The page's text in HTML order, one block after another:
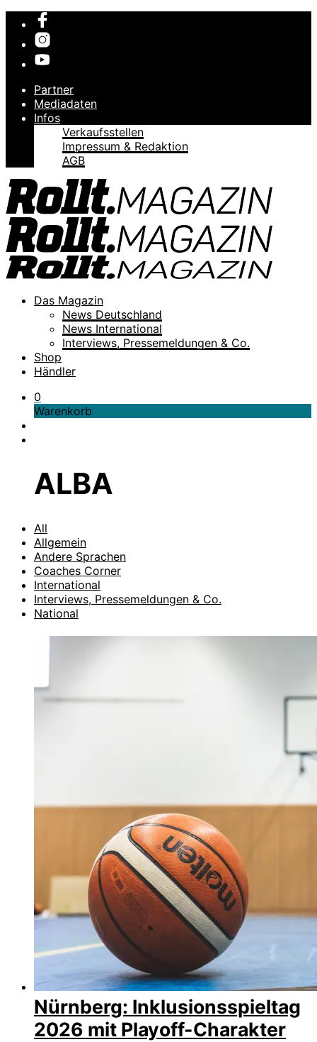
Partner
Mediadaten
Infos
Verkaufsstellen
Impressum & Redaktion
AGB
Das Magazin
News Deutschland
News International
Interviews, Pressemeldungen & Co.
Shop
Händler
0
Warenkorb
ALBA
All
Allgemein
Andere Sprachen
Coaches Corner
International
Interviews, Pressemeldungen & Co.
National
Nürnberg: Inklusionsspieltag
2026 mit Playoff-Charakter